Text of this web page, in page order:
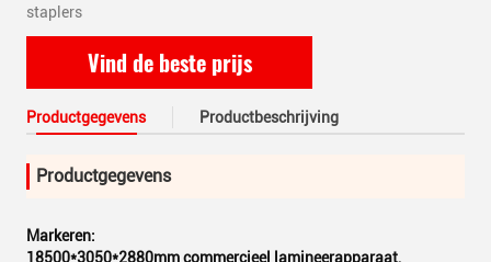
staplers
Vind de beste prijs
Productgegevens Productbeschrijving
Productgegevens
Markeren:
18500*3050*2880mm commercieel lamineerapparaat,